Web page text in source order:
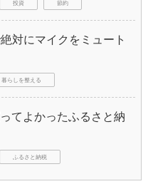
投資 節約
対にマイクをミュート
暮らしを整える
てよかったふるさと納
ふるさと納税